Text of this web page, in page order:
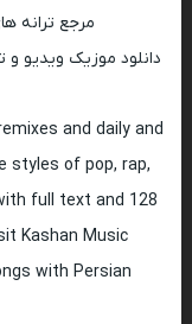
مرجع ترانه
دانلود موزیک ویدیو و
and daily and
styles of pop, rap,
full text and 128
Kashan Music
with Persian